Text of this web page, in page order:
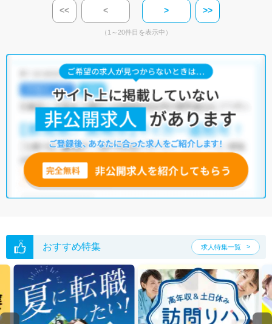
<< < > >>
（1～20件目を表示中）
おすすめ特集 求人特集一覧